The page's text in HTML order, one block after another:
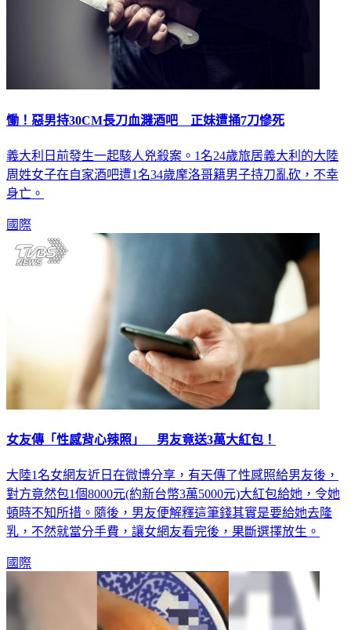
慟！惡男持30CM長刀血濺酒吧 正妹遭捅7刀慘死
義大利日前發生一起駭人兇殺案。1名24歲旅居義大利的大陸
周姓女子在自家酒吧遭1名34歲摩洛哥籍男子持刀亂砍，不幸
身亡。
國際
女友傳「性感背心辣照」 男友竟送3萬大紅包！
大陸1名女網友近日在微博分享，有天傳了性感照給男友後，
對方竟然包1個8000元(約新台幣3萬5000元)大紅包給她，令她
頓時不知所措。隨後，男友便解釋這筆錢其實是要給她去隆
乳，不然就當分手費，讓女網友看完後，果斷選擇放生。
國際